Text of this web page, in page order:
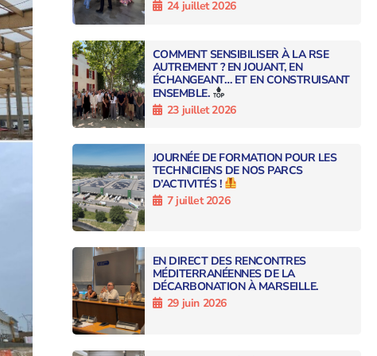
24 juillet 2026
COMMENT SENSIBILISER À LA RSE
AUTREMENT ? EN JOUANT, EN
ÉCHANGEANT… ET EN CONSTRUISANT
ENSEMBLE.
23 juillet 2026
JOURNÉE DE FORMATION POUR LES
TECHNICIENS DE NOS PARCS
D’ACTIVITÉS !
7 juillet 2026
EN DIRECT DES RENCONTRES
MÉDITERRANÉENNES DE LA
DÉCARBONATION À MARSEILLE.
29 juin 2026